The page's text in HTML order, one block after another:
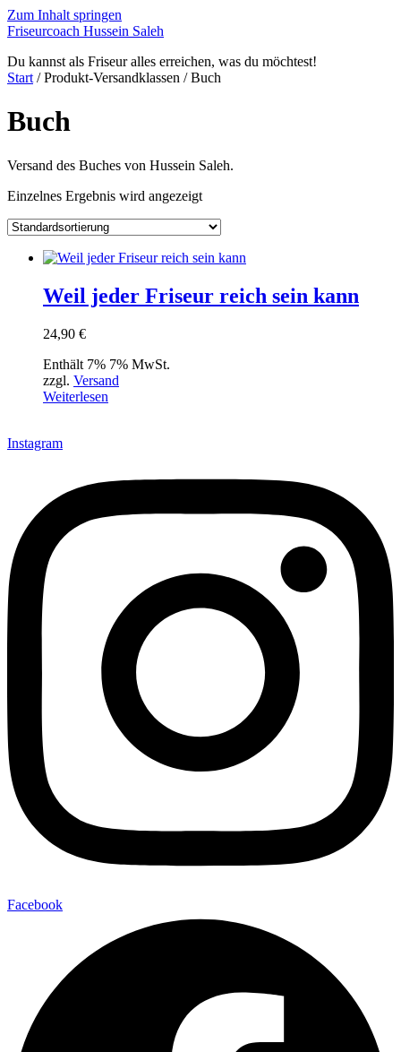
Zum Inhalt springen
Friseurcoach Hussein Saleh
Du kannst als Friseur alles erreichen, was du möchtest!
Start / Produkt-Versandklassen / Buch
Buch
Versand des Buches von Hussein Saleh.
Einzelnes Ergebnis wird angezeigt
Weil jeder Friseur reich sein kann
24,90 €
Enthält 7% 7% MwSt.
zzgl. Versand
Weiterlesen
Instagram
Facebook